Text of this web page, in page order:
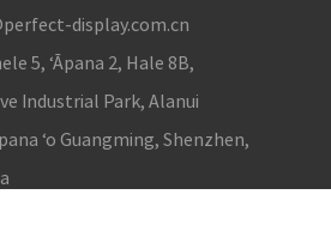
display.com.cn
5, ʻĀpana 2, Hale 8B,
Industrial Park, Alanui
ʻo Guangming, Shenzhen,